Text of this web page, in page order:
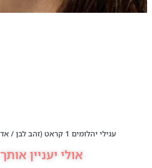
עגילי יהלומים 1 קראט (זהב לבן / אדום / צהוב)
אולי יעניין אותך